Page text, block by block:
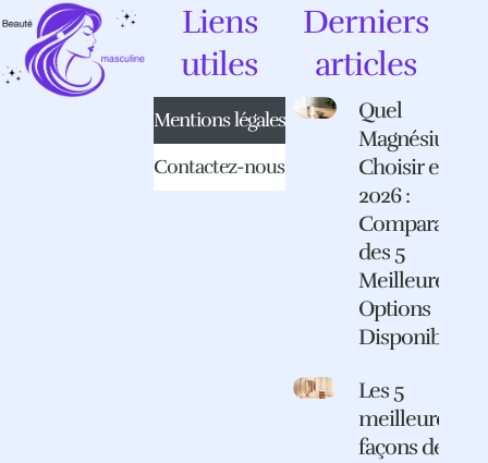
Liens
utiles
Mentions légales
Contactez-nous
Derniers
articles
Quel
Magnésium
Choisir en
2026 :
Comparatif
des 5
Meilleures
Options
Disponibles
Les 5
meilleures
façons de